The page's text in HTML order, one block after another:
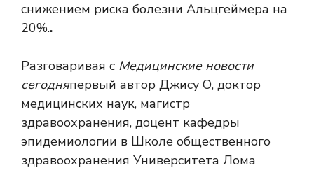
снижением риска болезни Альцгеймера на
20%..
Разговаривая с Медицинские новости
сегодняпервый автор Джису О, доктор
медицинских наук, магистр
здравоохранения, доцент кафедры
эпидемиологии в Школе общественного
здравоохранения Университета Лома